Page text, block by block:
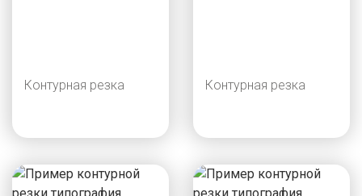
Контурная резка Контурная резка